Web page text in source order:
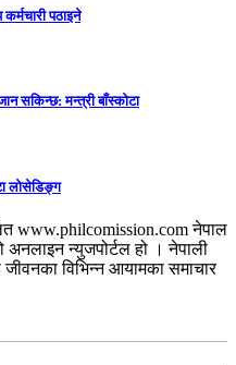
पठाइने
सकिन्छ: मन्त्री बाँस्कोटा
लोसेडिङ्ग
www.philcomission.com नेपाल
अनलाइन न्युजपोर्टल हो । नेपाली
जीवनका विभिन्न आयामका समाचार